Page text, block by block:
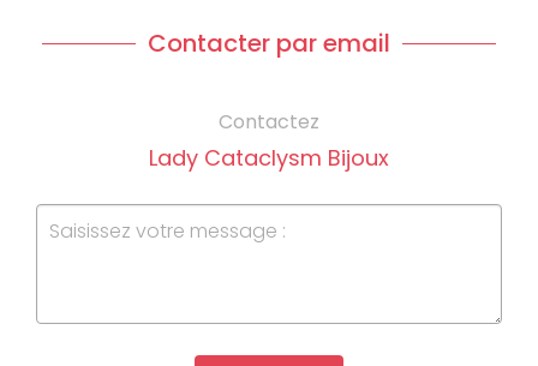
Contacter par email
Contactez
Lady Cataclysm Bijoux